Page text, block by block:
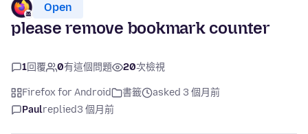
Open
please remove bookmark counter
1回覆 0有這個問題 20次檢視
Firefox for Android 書籤
asked 3 個月前
Paulreplied3 個月前